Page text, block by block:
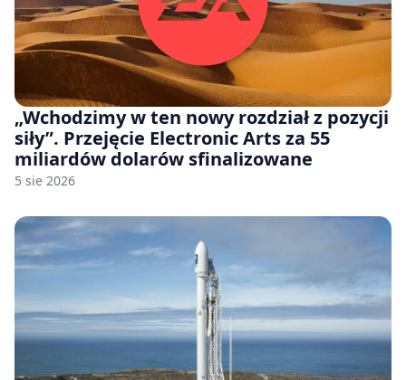
„Wchodzimy w ten nowy rozdział z pozycji
siły”. Przejęcie Electronic Arts za 55
miliardów dolarów sfinalizowane
5 sie 2026